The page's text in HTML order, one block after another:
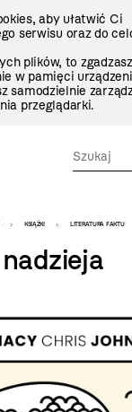
aby ułatwić Ci
serwisu oraz do
plików, to
w pamięci
samodzielnie
przeglądarki.
KSIĄŻKI LITERATURA FAKTU